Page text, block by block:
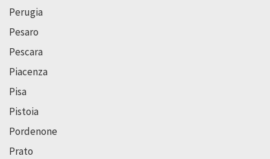
Perugia
Pesaro
Pescara
Piacenza
Pisa
Pistoia
Pordenone
Prato